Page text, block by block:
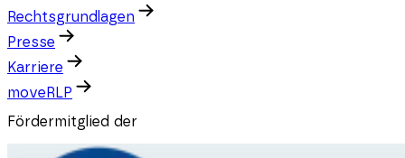
Rechtsgrundlagen
Presse
Karriere
moveRLP
Fördermitglied der